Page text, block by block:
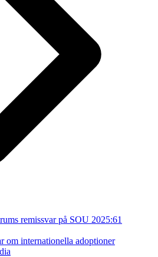
remissvar på SOU 2025:61
om internationella adoptioner